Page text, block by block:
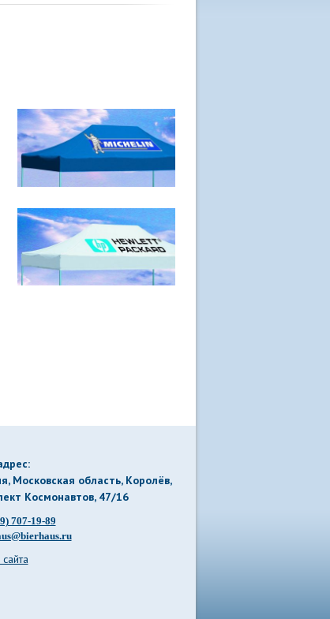
Московская область, Королёв,
Космонавтов, 47/16
707-19-89